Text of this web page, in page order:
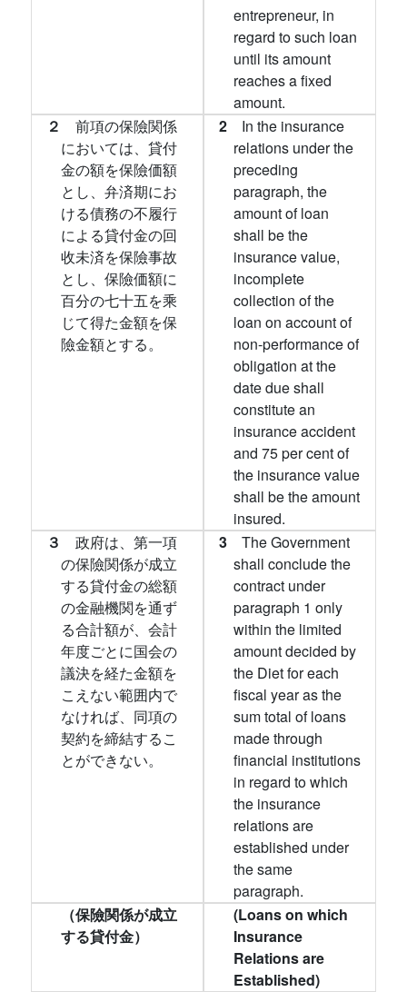
entrepreneur, in
regard to such loan
until its amount
reaches a fixed
amount.
２ 前項の保險関係
においては、貸付
金の額を保險価額
とし、弁済期にお
ける債務の不履行
による貸付金の回
收未済を保險事故
とし、保險価額に
百分の七十五を乘
じて得た金額を保
險金額とする。
2 In the insurance
relations under the
preceding
paragraph, the
amount of loan
shall be the
insurance value,
incomplete
collection of the
loan on account of
non-performance of
obligation at the
date due shall
constitute an
insurance accident
and 75 per cent of
the insurance value
shall be the amount
insured.
３ 政府は、第一項
の保險関係が成立
する貸付金の総額
の金融機関を通ず
る合計額が、会計
年度ごとに国会の
議決を経た金額を
こえない範囲内で
なければ、同項の
契約を締結するこ
とができない。
3 The Government
shall conclude the
contract under
paragraph 1 only
within the limited
amount decided by
the Diet for each
fiscal year as the
sum total of loans
made through
financial institutions
in regard to which
the insurance
relations are
established under
the same
paragraph.
（保險関係が成立
する貸付金）
(Loans on which
Insurance
Relations are
Established)